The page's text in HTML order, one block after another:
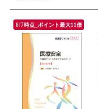
8/7時点_ポイント最大11倍